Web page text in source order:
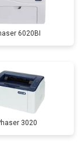
6020BI
3020